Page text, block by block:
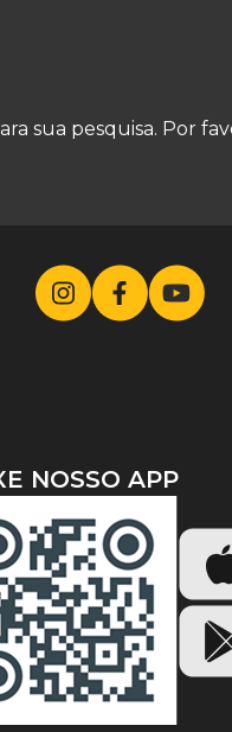
sua pesquisa. Por
NOSSO APP